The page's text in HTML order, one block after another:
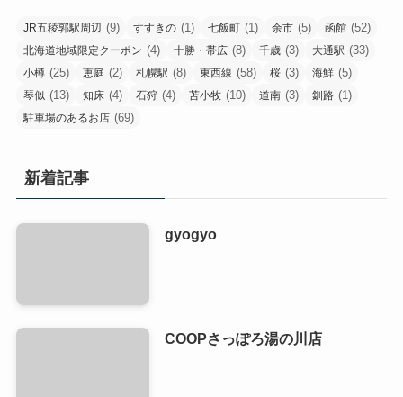
JR五稜郭駅周辺 (9) すすきの (1) 七飯町 (1) 余市 (5) 函館 (52)
北海道地域限定クーポン (4) 十勝・帯広 (8) 千歳 (3) 大通駅 (33)
小樽 (25) 恵庭 (2) 札幌駅 (8) 東西線 (58) 桜 (3) 海鮮 (5)
琴似 (13) 知床 (4) 石狩 (4) 苫小牧 (10) 道南 (3) 釧路 (1)
駐車場のあるお店 (69)
新着記事
gyogyo
COOPさっぽろ湯の川店